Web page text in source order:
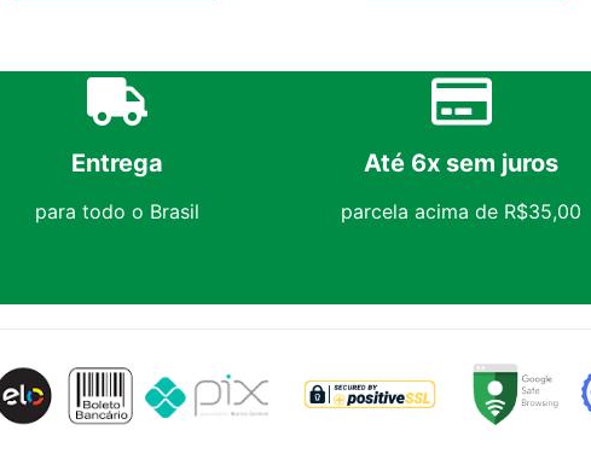
Entrega
para todo o Brasil
Até 6x sem juros
parcela acima de R$35,00